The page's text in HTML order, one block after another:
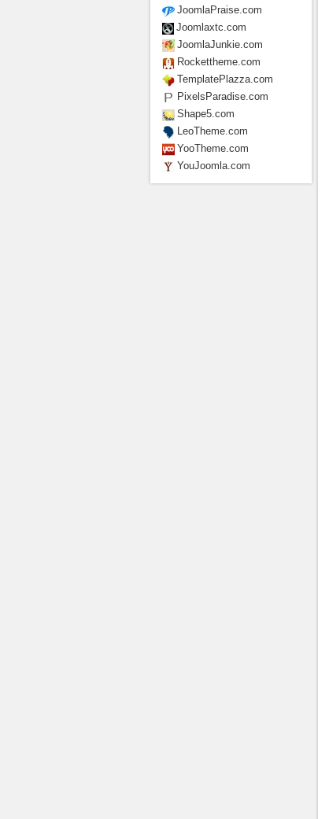
JoomlaPraise.com
Joomlaxtc.com
JoomlaJunkie.com
Rockettheme.com
TemplatePlazza.com
PixelsParadise.com
Shape5.com
LeoTheme.com
YooTheme.com
YouJoomla.com